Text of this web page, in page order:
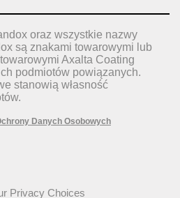
oraz wszystkie nazwy
są znakami towarowymi lub
Axalta Coating
podmiotów powiązanych.
stanowią własność
Danych Osobowych
Privacy Choices